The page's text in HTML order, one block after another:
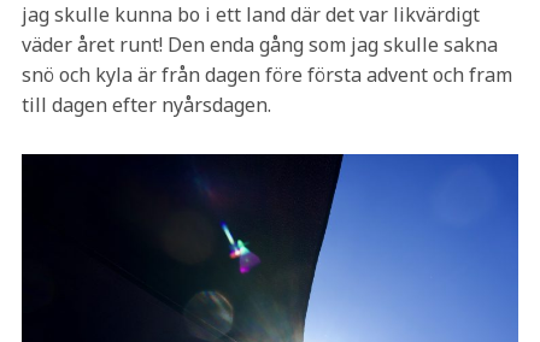
jag skulle kunna bo i ett land där det var likvärdigt
väder året runt! Den enda gång som jag skulle sakna
snö och kyla är från dagen före första advent och fram
till dagen efter nyårsdagen.